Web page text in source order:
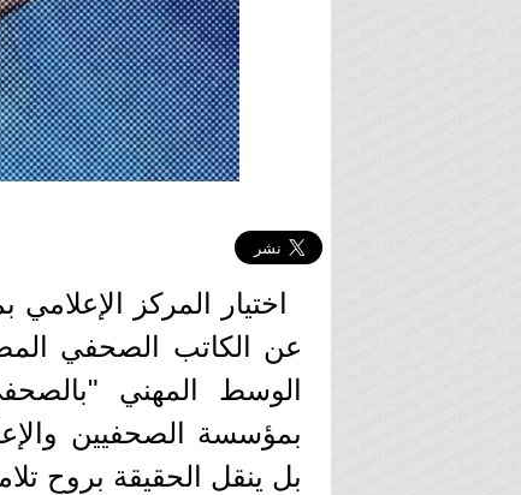
اختيار المركز
عن الكاتب الصحفي
الوسط المهني
بمؤسسة الصحفيين
بل ينقل الحقيقة بروحٍ